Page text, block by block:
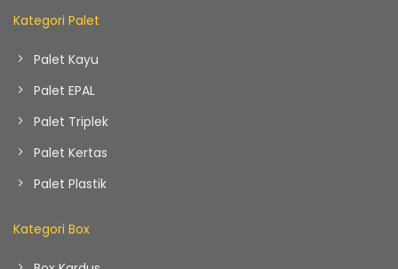
Kategori Palet
Palet Kayu
Palet EPAL
Palet Triplek
Palet Kertas
Palet Plastik
Kategori Box